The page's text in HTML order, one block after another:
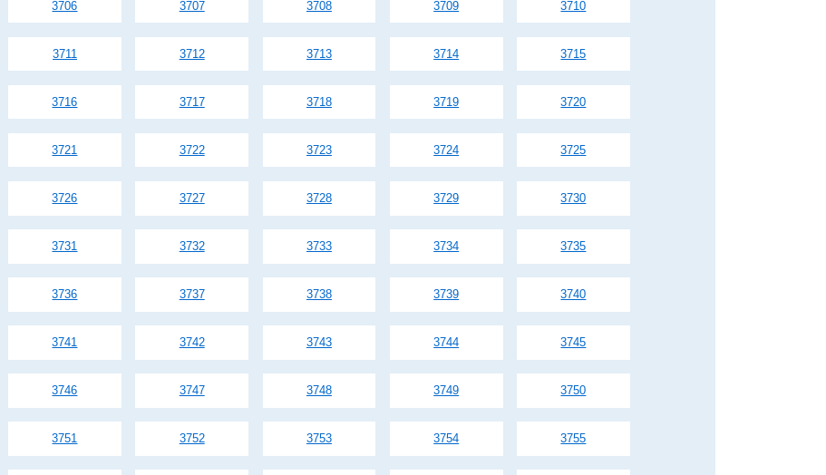
3706 3707 3708 3709 3710
3711 3712 3713 3714 3715
3716 3717 3718 3719 3720
3721 3722 3723 3724 3725
3726 3727 3728 3729 3730
3731 3732 3733 3734 3735
3736 3737 3738 3739 3740
3741 3742 3743 3744 3745
3746 3747 3748 3749 3750
3751 3752 3753 3754 3755